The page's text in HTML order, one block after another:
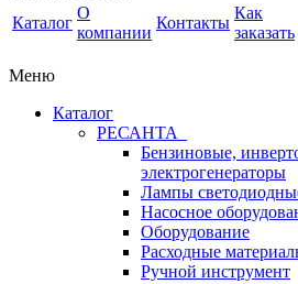
Каталог
О
компании
Контакты
Как
заказать
Меню
Каталог
РЕСАНТА
Бензиновые,
электрогенераторы
Лампы
Насосное
Оборудование
Расходные
Ручной инструмент